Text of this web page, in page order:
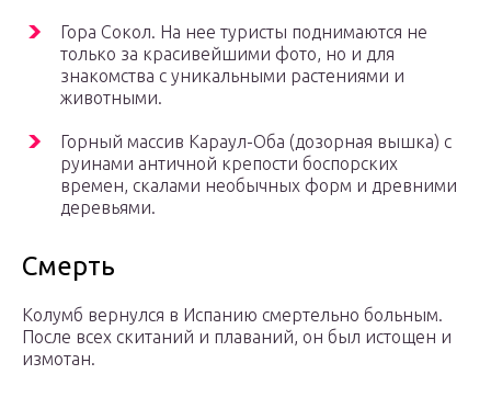
Гора Сокол. На нее туристы поднимаются не
только за красивейшими фото, но и для
знакомства с уникальными растениями и
животными.
Горный массив Караул-Оба (дозорная вышка) с
руинами античной крепости боспорских
времен, скалами необычных форм и древними
деревьями.
Смерть
Колумб вернулся в Испанию смертельно больным.
После всех скитаний и плаваний, он был истощен и
измотан.